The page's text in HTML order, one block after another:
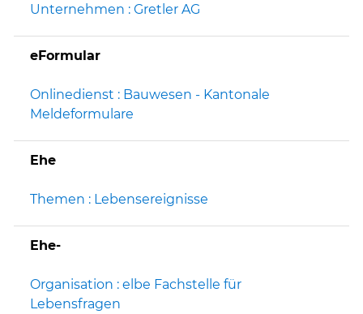
Unternehmen : Gretler AG
eFormular
Onlinedienst : Bauwesen - Kantonale
Meldeformulare
Ehe
Themen : Lebensereignisse
Ehe-
Organisation : elbe Fachstelle für
Lebensfragen